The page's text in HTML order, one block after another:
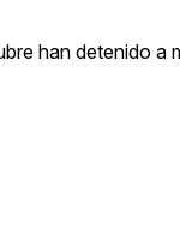
han detenido a